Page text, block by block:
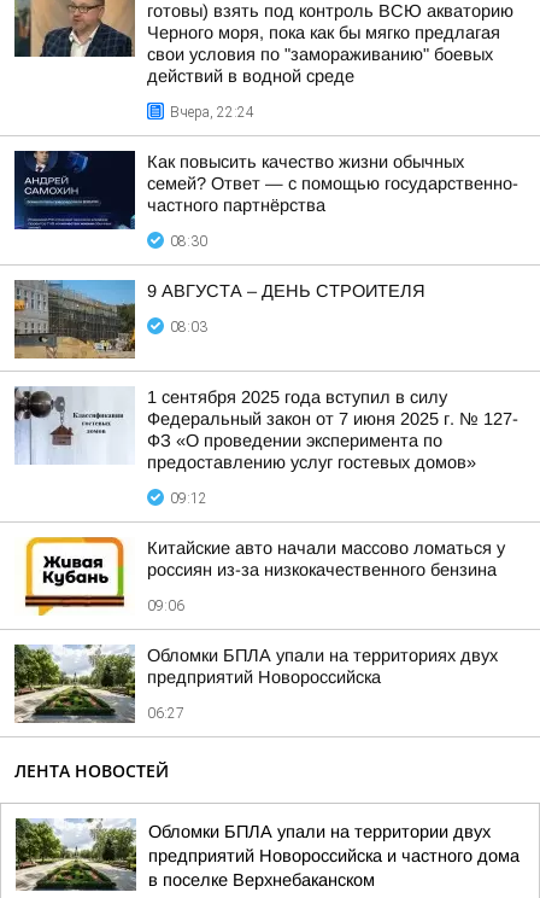
готовы) взять под контроль ВСЮ акваторию
Черного моря, пока как бы мягко предлагая
свои условия по "замораживанию" боевых
действий в водной среде
Вчера, 22:24
Как повысить качество жизни обычных
семей? Ответ — с помощью государственно-
частного партнёрства
08:30
9 АВГУСТА – ДЕНЬ СТРОИТЕЛЯ
08:03
1 сентября 2025 года вступил в силу
Федеральный закон от 7 июня 2025 г. № 127-
ФЗ «О проведении эксперимента по
предоставлению услуг гостевых домов»
09:12
Китайские авто начали массово ломаться у
россиян из-за низкокачественного бензина
09:06
Обломки БПЛА упали на территориях двух
предприятий Новороссийска
06:27
ЛЕНТА НОВОСТЕЙ
Обломки БПЛА упали на территории двух
предприятий Новороссийска и частного дома
в поселке Верхнебаканском